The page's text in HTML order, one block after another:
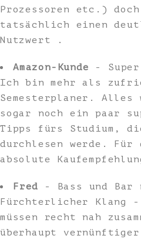
Prozessoren etc.)
tatsächlich einen
Nutzwert .
Amazon-Kunde -
Ich bin mehr als
Semesterplaner. Alles
sogar noch ein paar
Tipps fürs Studium,
durchlesen werde. Für
absolute
Fred - Bass und Bar
Fürchterlicher Klang -
müssen recht nah
überhaupt